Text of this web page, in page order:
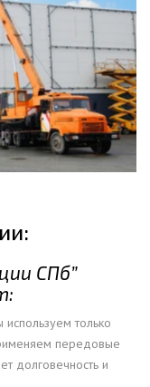
СПб”
только
передовые
долговечность и